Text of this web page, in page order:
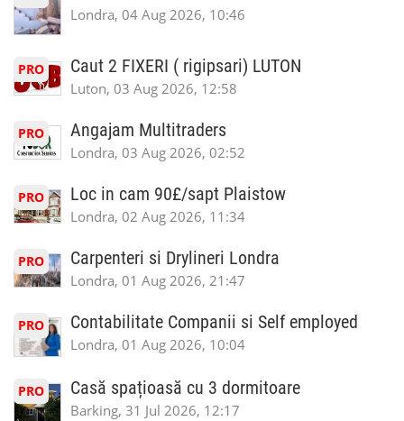
Londra, 04 Aug 2026, 10:46
PRO Caut 2 FIXERI ( rigipsari) LUTON
Luton, 03 Aug 2026, 12:58
PRO Angajam Multitraders
Londra, 03 Aug 2026, 02:52
PRO Loc in cam 90£/sapt Plaistow
Londra, 02 Aug 2026, 11:34
PRO Carpenteri si Drylineri Londra
Londra, 01 Aug 2026, 21:47
PRO Contabilitate Companii si Self employed
Londra, 01 Aug 2026, 10:04
PRO Casă spațioasă cu 3 dormitoare
Barking, 31 Jul 2026, 12:17